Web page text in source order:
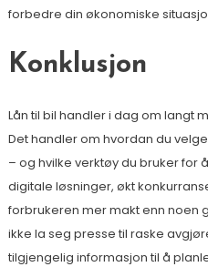
forbedre din økonomiske
Konklusjon
Lån til bil handler i dag om langt
Det handler om hvordan du
– og hvilke verktøy du bruker for
digitale løsninger, økt
forbrukeren mer makt enn noen
ikke la seg presse til raske
tilgjengelig informasjon til å